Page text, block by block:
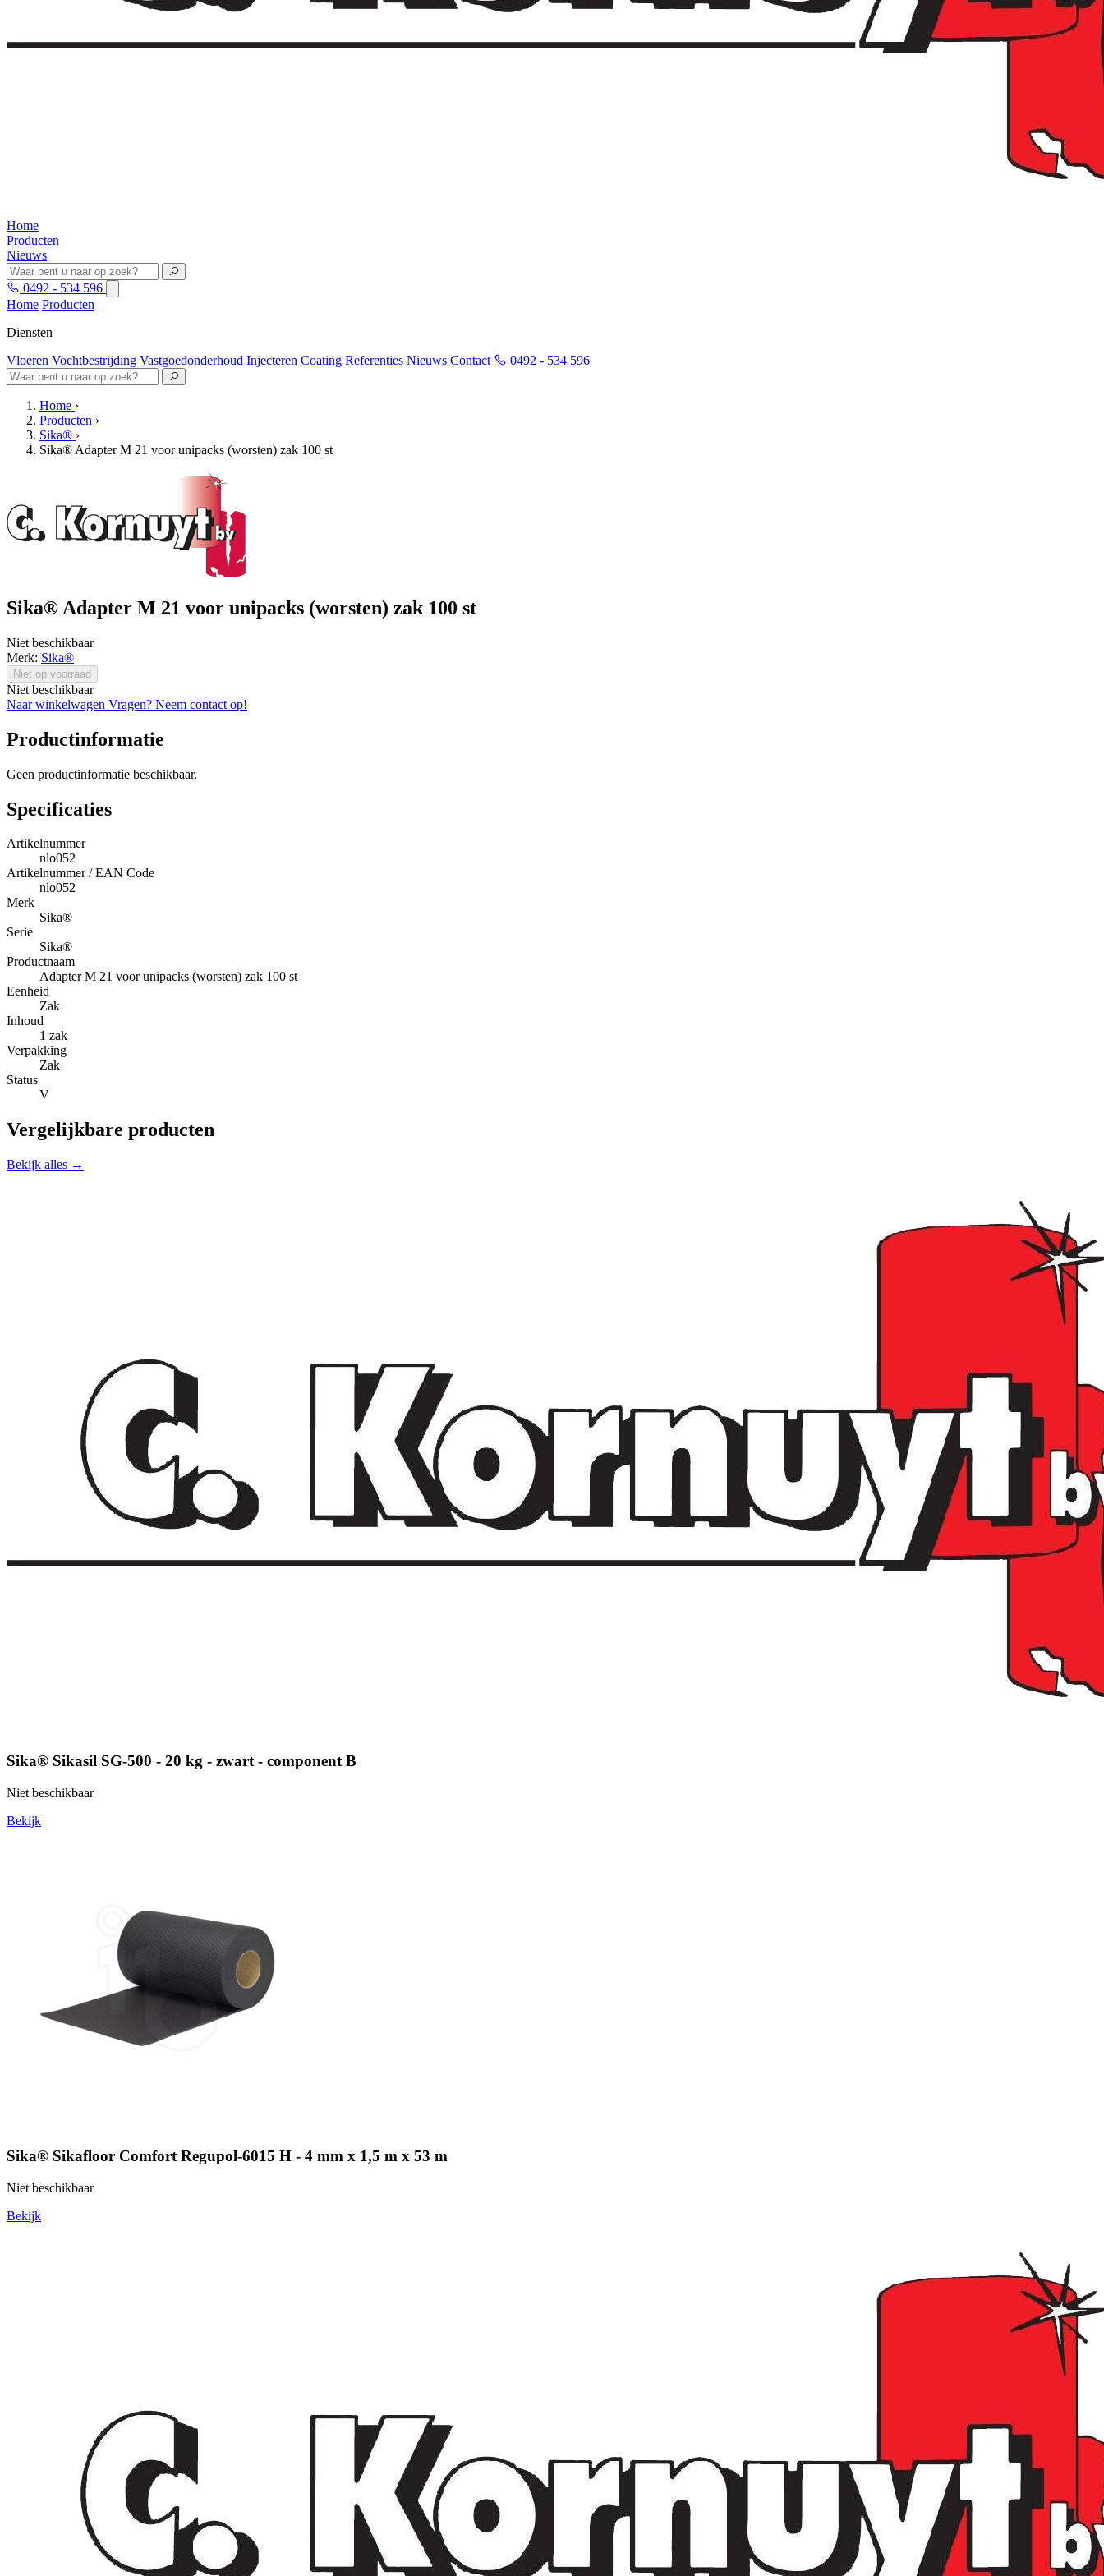
Home
Producten
Nieuws
0492 - 534 596
Home Producten
Diensten
Vloeren Vochtbestrijding Vastgoedonderhoud Injecteren Coating Referenties Nieuws Contact 0492 - 534 596
Home ›
Producten ›
Sika® ›
Sika® Adapter M 21 voor unipacks (worsten) zak 100 st
Sika® Adapter M 21 voor unipacks (worsten) zak 100 st
Niet beschikbaar
Merk: Sika®
Niet op voorraad
Niet beschikbaar
Naar winkelwagen Vragen? Neem contact op!
Productinformatie
Geen productinformatie beschikbaar.
Specificaties
Artikelnummer
nlo052
Artikelnummer / EAN Code
nlo052
Merk
Sika®
Serie
Sika®
Productnaam
Adapter M 21 voor unipacks (worsten) zak 100 st
Eenheid
Zak
Inhoud
1 zak
Verpakking
Zak
Status
V
Vergelijkbare producten
Bekijk alles →
Sika® Sikasil SG-500 - 20 kg - zwart - component B
Niet beschikbaar
Bekijk
Sika® Sikafloor Comfort Regupol-6015 H - 4 mm x 1,5 m x 53 m
Niet beschikbaar
Bekijk